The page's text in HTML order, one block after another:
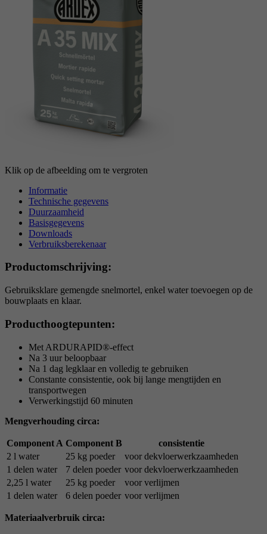
Klik op de afbeelding om te vergroten
Informatie
Technische gegevens
Duurzaamheid
Basisgegevens
Downloads
Verbruiksberekenaar
Productomschrijving:
Gebruiksklare gemengde snelmortel, enkel water toevoegen op de
bouwplaats en klaar.
Producthoogtepunten:
Met ARDURAPID®-effect
Na 3 uur beloopbaar
Na 1 dag legklaar en volledig te gebruiken
Constante consistentie, ook bij lange mengtijden en
transportwegen
Verwerkingstijd 60 minuten
Mengverhouding circa:
Component A Component B
consistentie
2 l water
25 kg poeder
voor dekvloerwerkzaamheden
1 delen water
7 delen poeder voor dekvloerwerkzaamheden
2,25 l water
25 kg poeder
voor verlijmen
1 delen water
6 delen poeder voor verlijmen
Materiaalverbruik circa:
Doel
reCAPTCHA setzt ein notwendiges Cookie
(_GRECAPTCHA), wenn es zum Zweck der
Risikoanalyse ausgeführt wird.